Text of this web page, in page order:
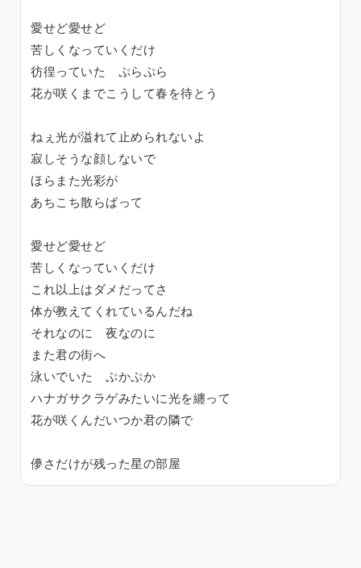
愛せど愛せど
苦しくなっていくだけ
彷徨っていた ぷらぷら
花が咲くまでこうして春を待とう
ねぇ光が溢れて止められないよ
寂しそうな顔しないで
ほらまた光彩が
あちこち散らばって
愛せど愛せど
苦しくなっていくだけ
これ以上はダメだってさ
体が教えてくれているんだね
それなのに 夜なのに
また君の街へ
泳いでいた ぷかぷか
ハナガサクラゲみたいに光を纏って
花が咲くんだいつか君の隣で
儚さだけが残った星の部屋